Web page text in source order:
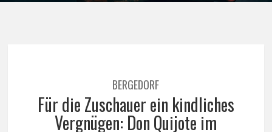
BERGEDORF
Für die Zuschauer ein kindliches
Vergnügen: Don Quijote im